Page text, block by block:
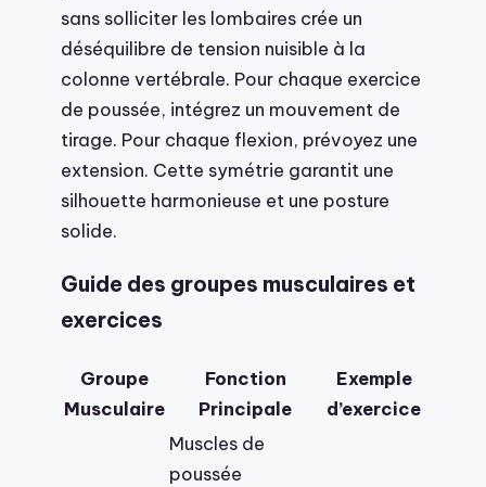
sans solliciter les lombaires crée un
déséquilibre de tension nuisible à la
colonne vertébrale. Pour chaque exercice
de poussée, intégrez un mouvement de
tirage. Pour chaque flexion, prévoyez une
extension. Cette symétrie garantit une
silhouette harmonieuse et une posture
solide.
Guide des groupes musculaires et
exercices
Groupe
Musculaire
Fonction
Principale
Exemple
d’exercice
Muscles de
poussée